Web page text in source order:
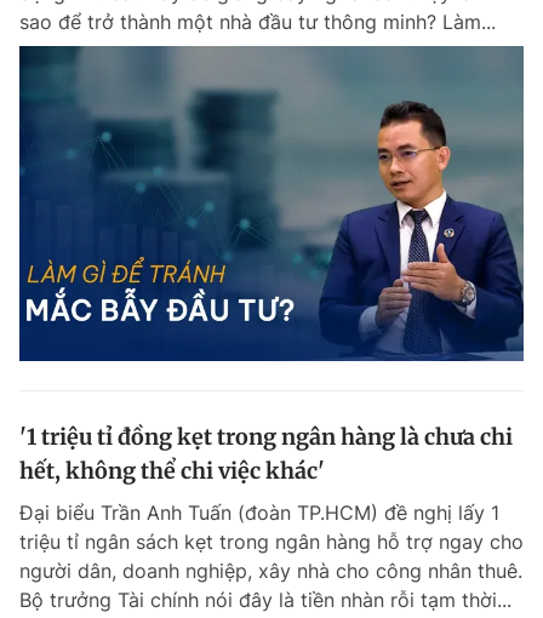
sao để trở thành một nhà đầu tư thông minh? Làm...
'1 triệu tỉ đồng kẹt trong ngân hàng là chưa chi
hết, không thể chi việc khác'
Đại biểu Trần Anh Tuấn (đoàn TP.HCM) đề nghị lấy 1
triệu tỉ ngân sách kẹt trong ngân hàng hỗ trợ ngay cho
người dân, doanh nghiệp, xây nhà cho công nhân thuê.
Bộ trưởng Tài chính nói đây là tiền nhàn rỗi tạm thời...